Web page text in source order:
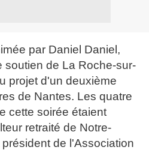
par Daniel Daniel,
soutien de La Roche-sur-
projet d'un deuxième
de Nantes. Les quatre
cette soirée étaient
retraité de Notre-
de l'Association